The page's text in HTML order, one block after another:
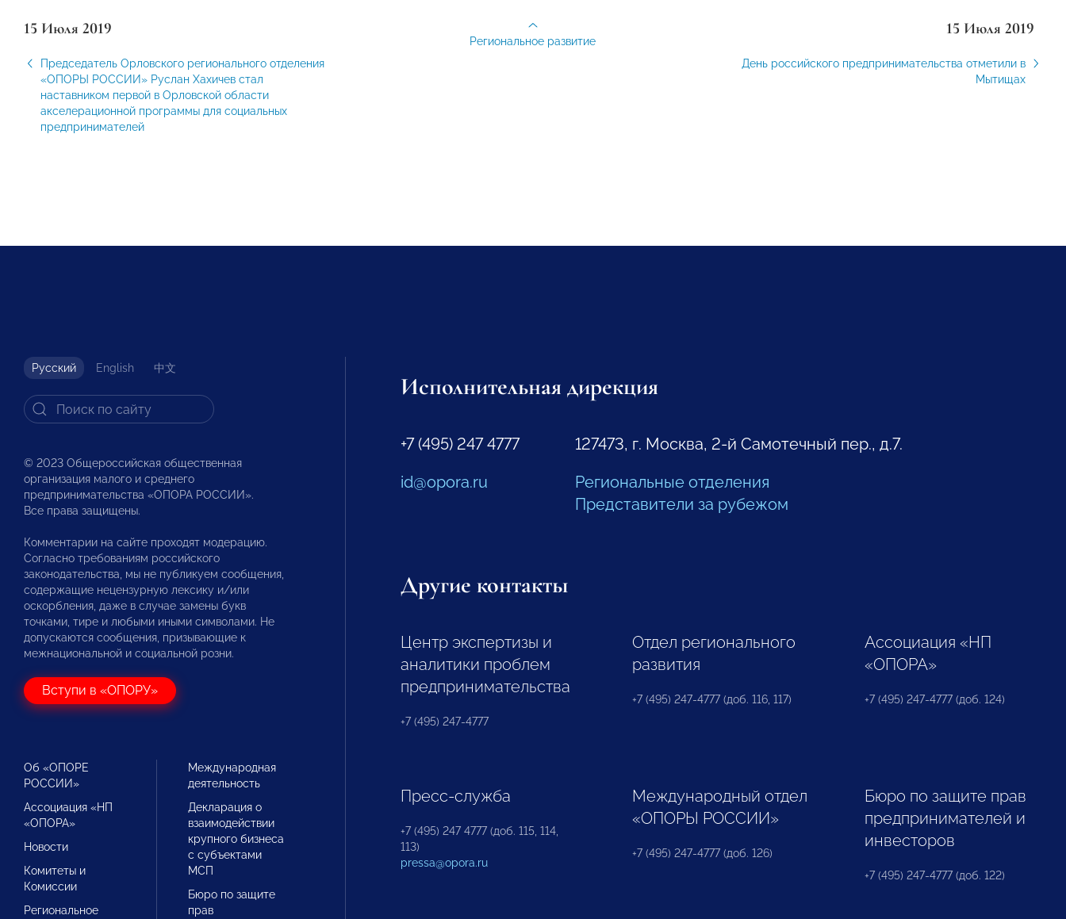
15 Июля 2019
Председатель Орловского регионального отделения
«ОПОРЫ РОССИИ» Руслан Хахичев стал
наставником первой в Орловской области
акселерационной программы для социальных
предпринимателей
15 Июля 2019
День российского предпринимательства отметили в
Мытищах
Региональное развитие
Русский English 中文
© 2023 Общероссийская общественная
организация малого и среднего
предпринимательства «ОПОРА РОССИИ».
Все права защищены.
Комментарии на сайте проходят модерацию.
Согласно требованиям российского
законодательства, мы не публикуем сообщения,
содержащие нецензурную лексику и/или
оскорбления, даже в случае замены букв
точками, тире и любыми иными символами. Не
допускаются сообщения, призывающие к
межнациональной и социальной розни.
Вступи в «ОПОРУ»
Об «ОПОРЕ
РОССИИ»
Ассоциация «НП
«ОПОРА»
Новости
Комитеты и
Комиссии
Региональное
Международная
деятельность
Декларация о
взаимодействии
крупного бизнеса
с субъектами
МСП
Бюро по защите
прав
Исполнительная дирекция
+7 (495) 247 4777
id@opora.ru
127473, г. Москва, 2-й Самотечный пер., д.7.
Региональные отделения
Представители за рубежом
Другие контакты
Центр экспертизы и
аналитики проблем
предпринимательства
+7 (495) 247-4777
Отдел регионального
развития
+7 (495) 247-4777 (доб. 116, 117)
Ассоциация «НП
«ОПОРА»
+7 (495) 247-4777 (доб. 124)
Пресс-служба
+7 (495) 247 4777 (доб. 115, 114,
113)
pressa@opora.ru
Международный отдел
«ОПОРЫ РОССИИ»
+7 (495) 247-4777 (доб. 126)
Бюро по защите прав
предпринимателей и
инвесторов
+7 (495) 247-4777 (доб. 122)